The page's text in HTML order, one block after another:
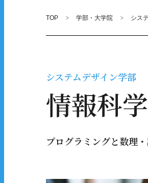
TOP 学部・大学院 シス
システムデザイン学部
情報科
プログラミングと数理